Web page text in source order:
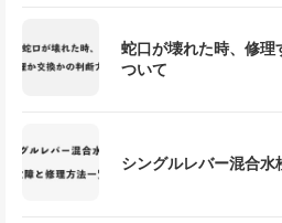
蛇口が壊れた時、修理
ついて
シングルレバー混合